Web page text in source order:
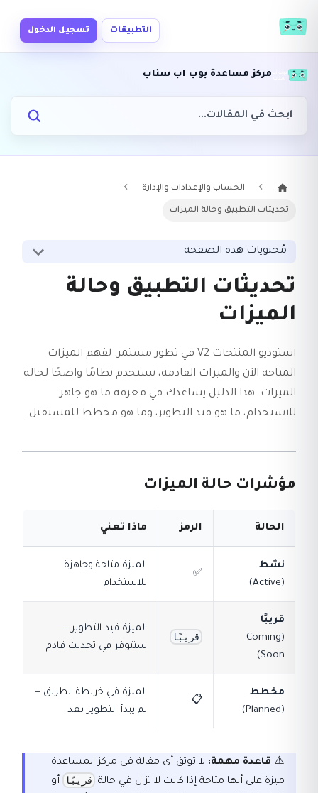
التطبيقات تسجيل الدخول
مركز مساعدة بوب اب سناب
الحساب والإعدادات والإدارة
تحديثات التطبيق وحالة الميزات
مُحتويات هذه الصفحة
تحديثات التطبيق وحالة
الميزات
استوديو المنتجات V2 في تطور مستمر. لفهم الميزات
المتاحة الآن والميزات القادمة، نستخدم نظامًا واضحًا لحالة
الميزات. هذا الدليل يساعدك في معرفة ما هو جاهز
للاستخدام، ما هو قيد التطوير، وما هو مخطط للمستقبل.
مؤشرات حالة الميزات
الحالة الرمز ماذا تعني
نشط
(Active)
✅
الميزة متاحة وجاهزة
للاستخدام
قريبًا
(Coming
Soon)
قريبًا
الميزة قيد التطوير —
ستتوفر في تحديث قادم
مخطط
(Planned)
📋
الميزة في خريطة الطريق —
لم يبدأ التطوير بعد
⚠️ قاعدة مهمة: لا توثق أي مقالة في مركز المساعدة
ميزة على أنها متاحة إذا كانت لا تزال في حالة قريبًا
أو